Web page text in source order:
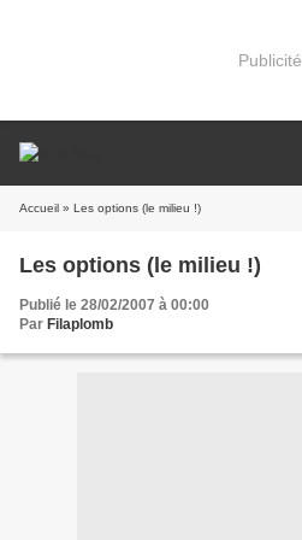
Publicité
Accueil » Les options (le milieu !)
Les options (le milieu !)
Publié le 28/02/2007 à 00:00
Par Filaplomb